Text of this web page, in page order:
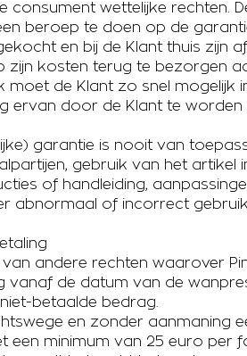
consument wettelijke rechten.
beroep te doen op de
en bij de Klant thuis zijn
zijn kosten terug te bezorgen
moet de Klant zo snel mogelijk
ervan door de Klant te
garantie is nooit van
gebruik van het
of handleiding,
abnormaal of incorrect gebruik.
andere rechten waarover
vanaf de datum van de
betaalde bedrag.
en zonder aanmaning
een minimum van 25 euro per